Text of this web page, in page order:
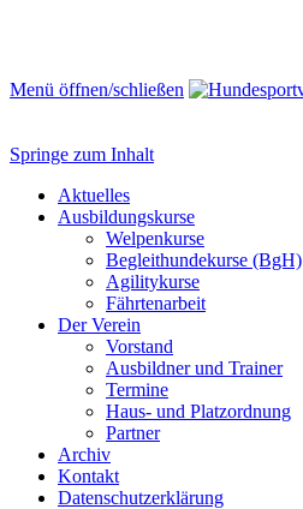
Menü öffnen/schließen
Springe zum Inhalt
Aktuelles
Ausbildungskurse
Welpenkurse
Begleithundekurse (BgH)
Agilitykurse
Fährtenarbeit
Der Verein
Vorstand
Ausbildner und Trainer
Termine
Haus- und Platzordnung
Partner
Archiv
Kontakt
Datenschutzerklärung